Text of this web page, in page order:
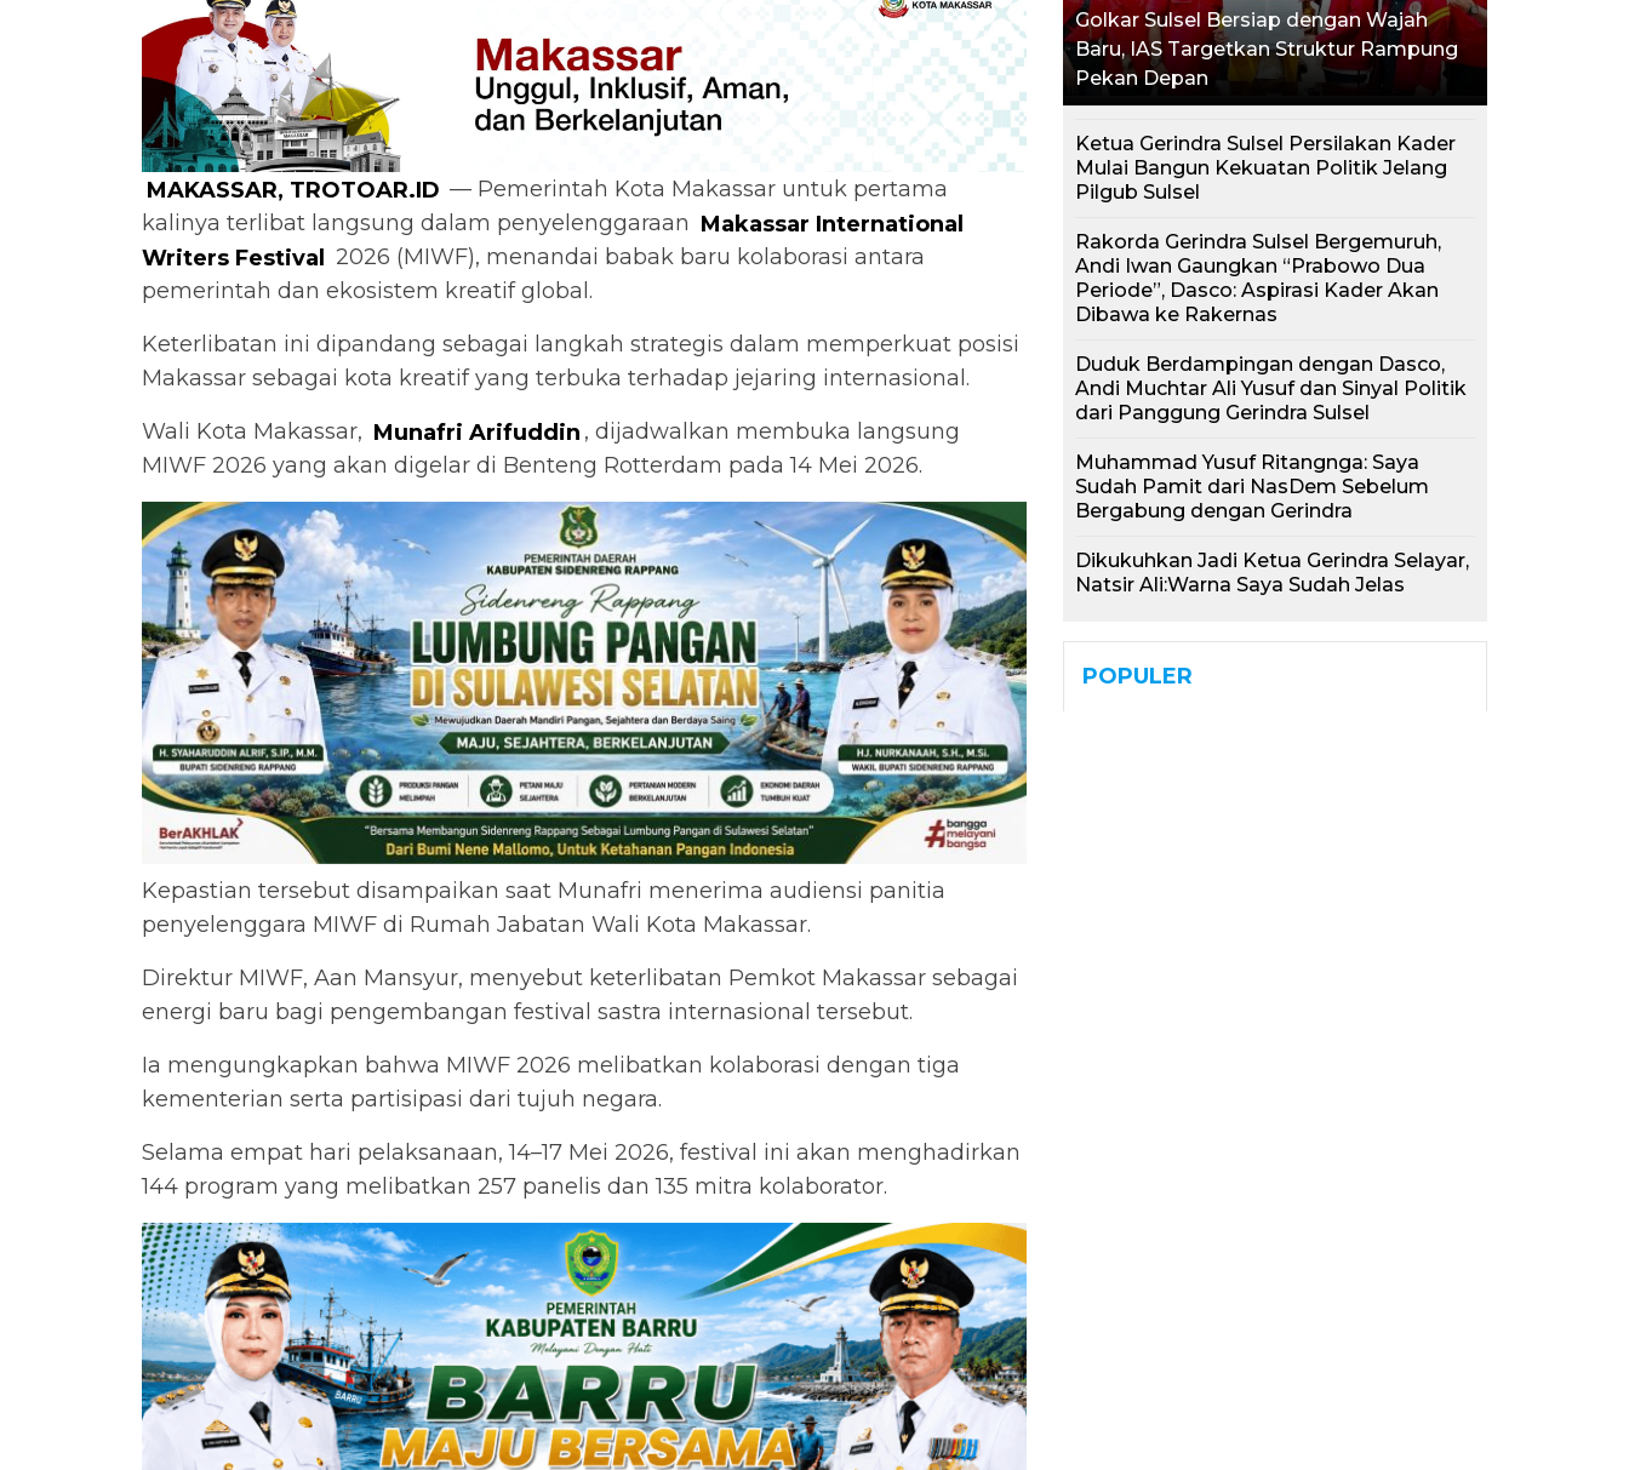
MAKASSAR, TROTOAR.ID — Pemerintah Kota Makassar untuk pertama
kalinya terlibat langsung dalam penyelenggaraan Makassar International
Writers Festival 2026 (MIWF), menandai babak baru kolaborasi antara
pemerintah dan ekosistem kreatif global.
Keterlibatan ini dipandang sebagai langkah strategis dalam memperkuat posisi
Makassar sebagai kota kreatif yang terbuka terhadap jejaring internasional.
Wali Kota Makassar, Munafri Arifuddin , dijadwalkan membuka langsung
MIWF 2026 yang akan digelar di Benteng Rotterdam pada 14 Mei 2026.
Kepastian tersebut disampaikan saat Munafri menerima audiensi panitia
penyelenggara MIWF di Rumah Jabatan Wali Kota Makassar.
Direktur MIWF, Aan Mansyur, menyebut keterlibatan Pemkot Makassar sebagai
energi baru bagi pengembangan festival sastra internasional tersebut.
Ia mengungkapkan bahwa MIWF 2026 melibatkan kolaborasi dengan tiga
kementerian serta partisipasi dari tujuh negara.
Selama empat hari pelaksanaan, 14–17 Mei 2026, festival ini akan menghadirkan
144 program yang melibatkan 257 panelis dan 135 mitra kolaborator.
Golkar Sulsel Bersiap dengan Wajah
Baru, IAS Targetkan Struktur Rampung
Pekan Depan
Ketua Gerindra Sulsel Persilakan Kader
Mulai Bangun Kekuatan Politik Jelang
Pilgub Sulsel
Rakorda Gerindra Sulsel Bergemuruh,
Andi Iwan Gaungkan “Prabowo Dua
Periode”, Dasco: Aspirasi Kader Akan
Dibawa ke Rakernas
Duduk Berdampingan dengan Dasco,
Andi Muchtar Ali Yusuf dan Sinyal Politik
dari Panggung Gerindra Sulsel
Muhammad Yusuf Ritangnga: Saya
Sudah Pamit dari NasDem Sebelum
Bergabung dengan Gerindra
Dikukuhkan Jadi Ketua Gerindra Selayar,
Natsir Ali:Warna Saya Sudah Jelas
POPULER